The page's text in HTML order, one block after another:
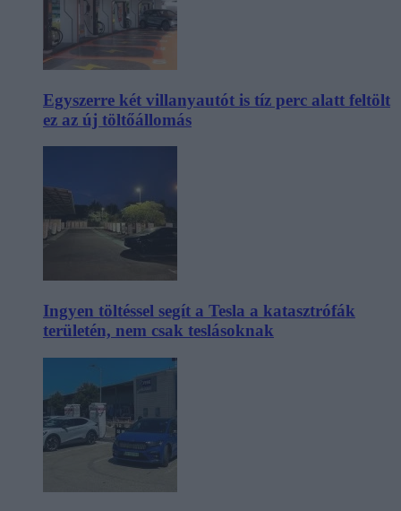
Egyszerre két villanyautót is tíz perc alatt feltölt
ez az új töltőállomás
Ingyen töltéssel segít a Tesla a katasztrófák
területén, nem csak teslásoknak